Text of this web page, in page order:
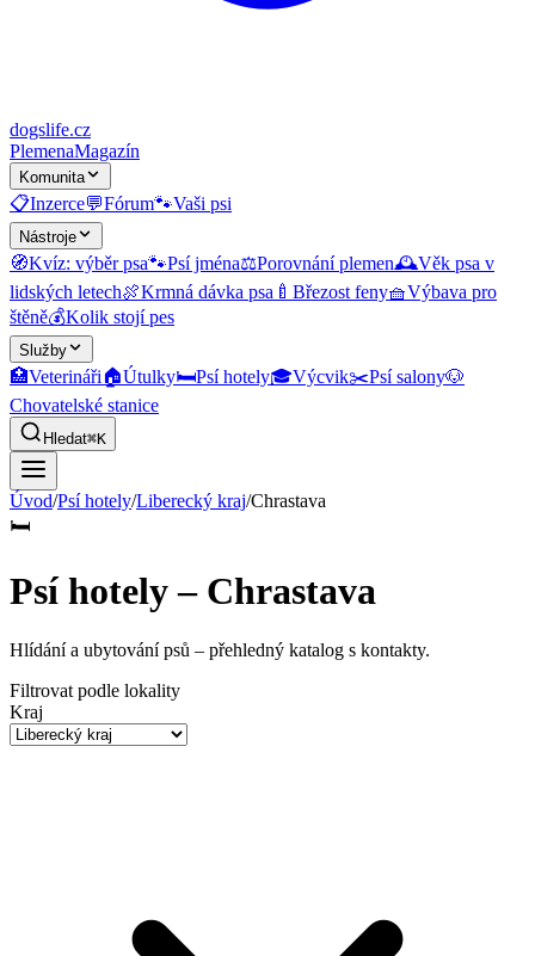
dogslife.cz
PlemenaMagazín
Komunita
📋Inzerce💬Fórum🐾Vaši psi
Nástroje
🧭Kvíz: výběr psa🐾Psí jména⚖️Porovnání plemen🕰️Věk psa v
lidských letech🍖Krmná dávka psa 🍼 Březost feny🧺Výbava pro
štěně💰Kolik stojí pes
Služby
🏥Veterináři🏠Útulky🛏️Psí hotely🎓Výcvik✂️Psí salony🐶
Chovatelské stanice
Hledat⌘K
Úvod/Psí hotely/Liberecký kraj/Chrastava
🛏️
Psí hotely – Chrastava
Hlídání a ubytování psů – přehledný katalog s kontakty.
Filtrovat podle lokality
Kraj